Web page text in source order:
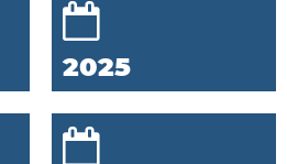
2025